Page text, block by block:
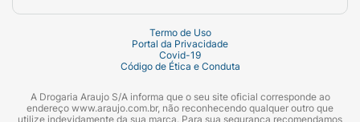
Termo de Uso
Portal da Privacidade
Covid-19
Código de Ética e Conduta
A Drogaria Araujo S/A informa que o seu site oficial corresponde ao
endereço www.araujo.com.br, não reconhecendo qualquer outro que
utilize indevidamente da sua marca. Para sua segurança recomendamos